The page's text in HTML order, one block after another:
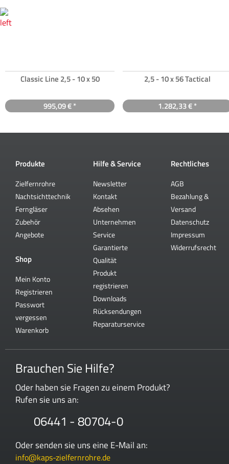
Classic Line 2,5 - 10 x 50
995,09 € *
2,5 - 10 x 56 Tactical
1.282,33 € *
Produkte
Zielfernrohre
Nachtsichttechnik
Ferngläser
Zubehör
Angebote
Shop
Mein Konto
Registrieren
Passwort
vergessen
Warenkorb
Hilfe & Service
Newsletter
Kontakt
Absehen
Unternehmen
Service
Garantierte
Qualität
Produkt
registrieren
Downloads
Rücksendungen
Reparaturservice
Rechtliches
AGB
Bezahlung &
Versand
Datenschutz
Impressum
Widerrufsrecht
Brauchen Sie Hilfe?
Oder haben sie Fragen zu einem Produkt?
Rufen sie uns an:
06441 - 80704-0
Oder senden sie uns eine E-Mail an:
info@kaps-zielfernrohre.de